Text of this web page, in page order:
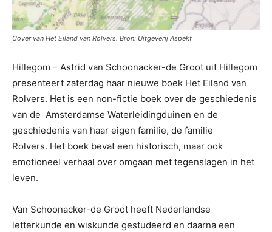
Cover van Het Eiland van Rolvers. Bron: Uitgeverij Aspekt
Hillegom – Astrid van Schoonacker-de Groot uit Hillegom
presenteert zaterdag haar nieuwe boek Het Eiland van
Rolvers. Het is een non-fictie boek over de geschiedenis
van de Amsterdamse Waterleidingduinen en de
geschiedenis van haar eigen familie, de familie
Rolvers. Het boek bevat een historisch, maar ook
emotioneel verhaal over omgaan met tegenslagen in het
leven.
Van Schoonacker-de Groot heeft Nederlandse
letterkunde en wiskunde gestudeerd en daarna een